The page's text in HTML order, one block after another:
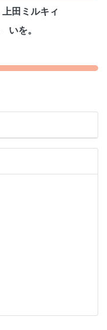
田ミルキィ
いを。